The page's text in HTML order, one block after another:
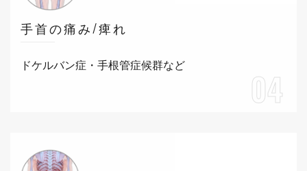
手首の痛み/痺れ
ドケルバン症・手根管症候群など
04